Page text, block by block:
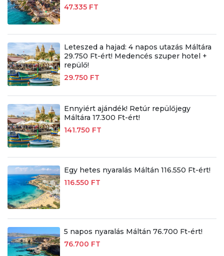
47.335 FT
Leteszed a hajad: 4 napos utazás Máltára
29.750 Ft-ért! Medencés szuper hotel +
repülő!
29.750 FT
Ennyiért ajándék! Retúr repülőjegy
Máltára 17.300 Ft-ért!
141.750 FT
Egy hetes nyaralás Máltán 116.550 Ft-ért!
116.550 FT
5 napos nyaralás Máltán 76.700 Ft-ért!
76.700 FT